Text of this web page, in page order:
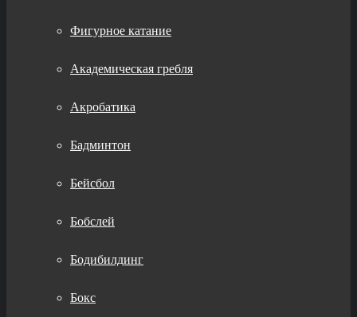
Фигурное катание
Академическая гребля
Акробатика
Бадминтон
Бейсбол
Бобслей
Бодибилдинг
Бокс